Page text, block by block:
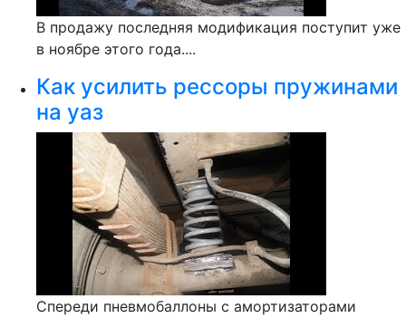
В продажу последняя модификация поступит уже
в ноябре этого года....
Как усилить рессоры пружинами
на уаз
Спереди пневмобаллоны с амортизаторами